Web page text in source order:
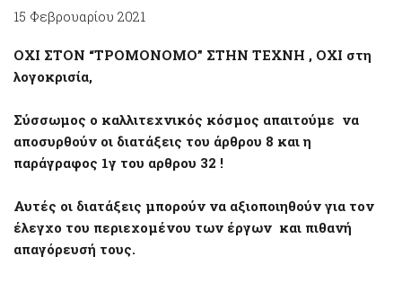
15 Φεβρουαρίου 2021
ΟΧΙ ΣΤΟΝ “ΤΡΟΜΟΝΟΜΟ” ΣΤΗΝ ΤΕΧΝΗ , ΟΧΙ στη
λογοκρισία,
Σύσσωμος ο καλλιτεχνικός κόσμος απαιτούμε να
αποσυρθούν οι διατάξεις του άρθρου 8 και η
παράγραφος 1γ του αρθρου 32 !
Αυτές οι διατάξεις μπορούν να αξιοποιηθούν για τον
έλεγχο του περιεχομένου των έργων και πιθανή
απαγόρευσή τους.